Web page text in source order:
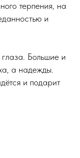
терпения, на
и
Большие и
а надежды.
и подарит